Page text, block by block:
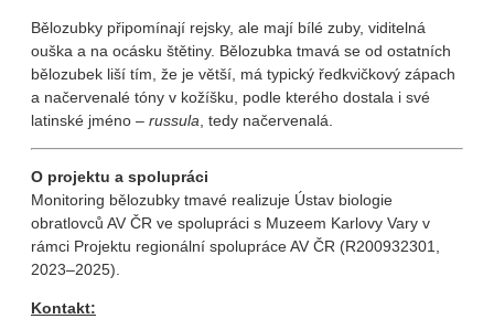
Bělozubky připomínají rejsky, ale mají bílé zuby, viditelná
ouška a na ocásku štětiny. Bělozubka tmavá se od ostatních
bělozubek liší tím, že je větší, má typický ředkvičkový zápach
a načervenalé tóny v kožíšku, podle kterého dostala i své
latinské jméno – russula, tedy načervenalá.
O projektu a spolupráci
Monitoring bělozubky tmavé realizuje Ústav biologie
obratlovců AV ČR ve spolupráci s Muzeem Karlovy Vary v
rámci Projektu regionální spolupráce AV ČR (R200932301,
2023–2025).
Kontakt: